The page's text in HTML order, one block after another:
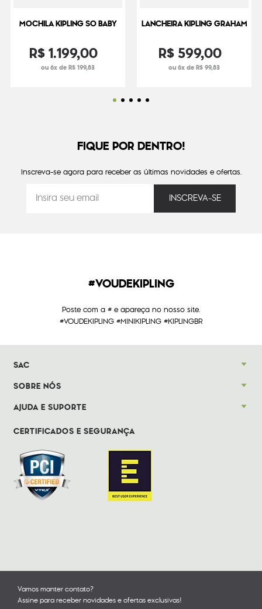
MOCHILA KIPLING SO BABY
R$1.199,00
ou 6x de R$ 199,83
LANCHEIRA KIPLING GRAHAM
R$599,00
ou 6x de R$ 99,83
FIQUE POR DENTRO!
Inscreva-se agora para receber as últimas novidades e ofertas.
#VOUDEKIPLING
Poste com a # e apareça no nosso site.
#VOUDEKIPLING #MINIKIPLING #KIPLINGBR
SAC
SOBRE NÓS
AJUDA E SUPORTE
CERTIFICADOS E SEGURANÇA
Vamos manter contato?
Assine para receber novidades e ofertas exclusivas!